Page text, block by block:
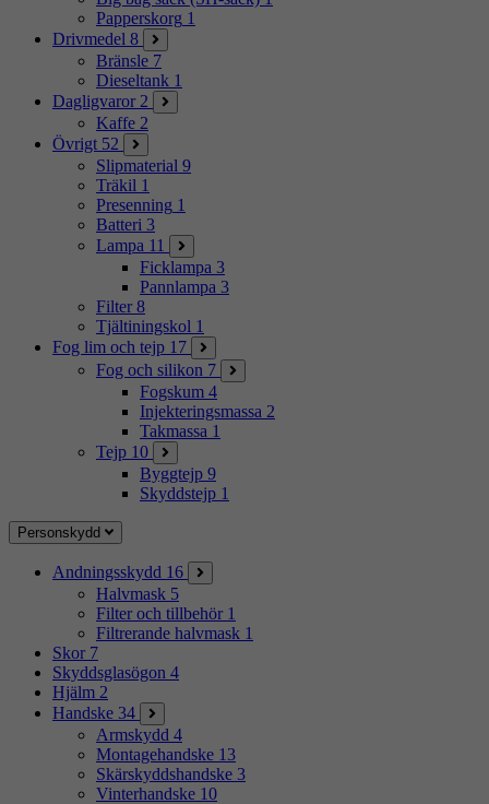
Papperskorg 1
Drivmedel 8
Bränsle 7
Dieseltank 1
Dagligvaror 2
Kaffe 2
Övrigt 52
Slipmaterial 9
Träkil 1
Presenning 1
Batteri 3
Lampa 11
Ficklampa 3
Pannlampa 3
Filter 8
Tjältiningskol 1
Fog lim och tejp 17
Fog och silikon 7
Fogskum 4
Injekteringsmassa 2
Takmassa 1
Tejp 10
Byggtejp 9
Skyddstejp 1
Personskydd
Andningsskydd 16
Halvmask 5
Filter och tillbehör 1
Filtrerande halvmask 1
Skor 7
Skyddsglasögon 4
Hjälm 2
Handske 34
Armskydd 4
Montagehandske 13
Skärskyddshandske 3
Vinterhandske 10